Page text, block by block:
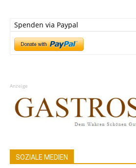
Spenden via Paypal
Anzeige
SOZIALE MEDIEN